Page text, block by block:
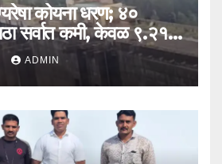
कोयना धरण; ४०
सर्वात कमी, केवळ ९.२१
ADMIN